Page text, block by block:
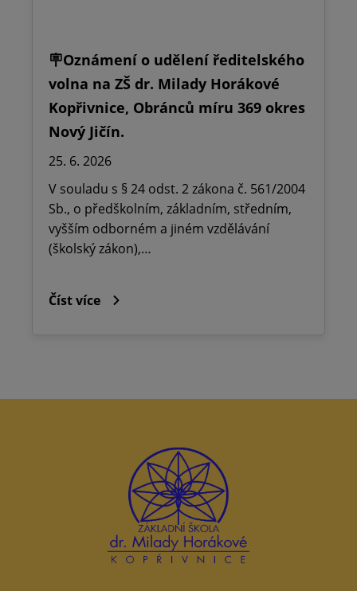
🪧Oznámení o udělení ředitelského
volna na ZŠ dr. Milady Horákové
Kopřivnice, Obránců míru 369 okres
Nový Jičín.
25. 6. 2026
V souladu s § 24 odst. 2 zákona č. 561/2004
Sb., o předškolním, základním, středním,
vyšším odborném a jiném vzdělávání
(školský zákon),…
Číst více